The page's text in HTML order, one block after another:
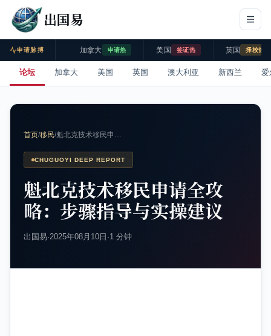
出国易
申请脉搏 加拿大 申请热 美国 签证热 英国 择校热
论坛 加拿大 美国 英国 澳大利亚 新西兰 爱
首页/移民/魁北克技术移民申…
CHUGUOYI DEEP REPORT
魁北克技术移民申请全攻
略：步骤指导与实操建议
出国易·2025年08月10日 ·1 分钟